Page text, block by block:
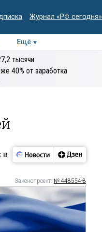
Журнал «РФ сегодня»
Ещё
экспертиза
тысячи
40% от заработка
в
Законопроект: № 448554-8